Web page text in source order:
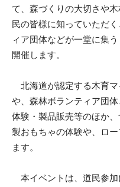
て、森づくりの大切さや
民の皆様に知っていただ
ィア団体などが一堂に集
開催します。
北海道が認定する木育
や、森林ボランティア団
体験・製品販売等のほか
製おもちゃの体験や、ロ
ます。
本イベントは、道民参加